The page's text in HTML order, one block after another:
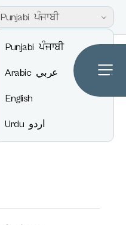
Punjabi ਪੰਜਾਬੀ
Punjabi ਪੰਜਾਬੀ
Arabic عربي
English
Urdu اردو